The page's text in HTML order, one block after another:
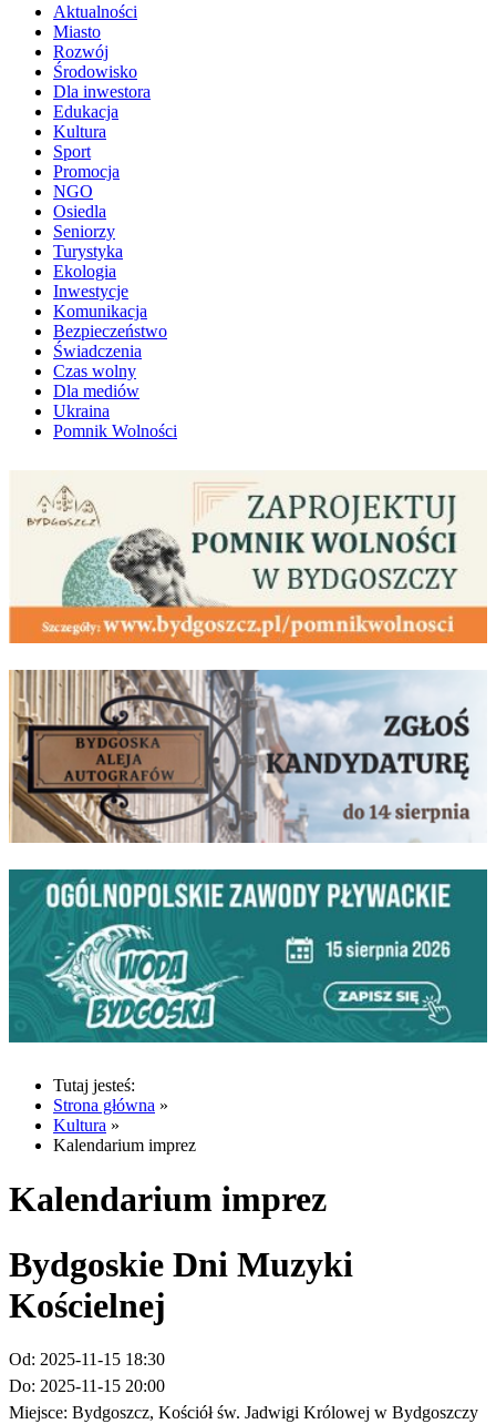
Aktualności
Miasto
Rozwój
Środowisko
Dla inwestora
Edukacja
Kultura
Sport
Promocja
NGO
Osiedla
Seniorzy
Turystyka
Ekologia
Inwestycje
Komunikacja
Bezpieczeństwo
Świadczenia
Czas wolny
Dla mediów
Ukraina
Pomnik Wolności
Tutaj jesteś:
Strona główna »
Kultura »
Kalendarium imprez
Kalendarium imprez
Bydgoskie Dni Muzyki
Kościelnej
Od: 2025-11-15 18:30
Do: 2025-11-15 20:00
Miejsce: Bydgoszcz, Kościół św. Jadwigi Królowej w Bydgoszczy